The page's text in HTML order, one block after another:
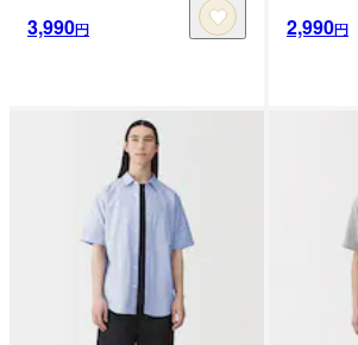
3,990円 2,990円